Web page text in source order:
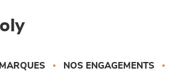
NOS ENGAGEMENTS